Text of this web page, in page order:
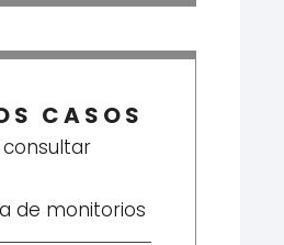
CASOS
de monitorios